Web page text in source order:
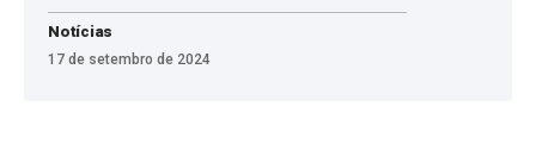
Notícias
17 de setembro de 2024